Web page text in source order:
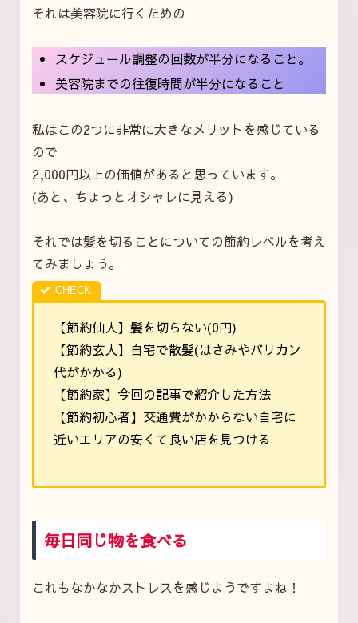
それは美容院に行くための
スケジュール調整の回数が半分になること。
美容院までの往復時間が半分になること
私はこの2つに非常に大きなメリットを感じている
ので
2,000円以上の価値があると思っています。
(あと、ちょっとオシャレに見える)
それでは髪を切ることについての節約レベルを考え
てみましょう。
【節約仙人】髪を切らない(0円)
【節約玄人】自宅で散髪(はさみやバリカン
代がかかる)
【節約家】今回の記事で紹介した方法
【節約初心者】交通費がかからない自宅に
近いエリアの安くて良い店を見つける
毎日同じ物を食べる
これもなかなかストレスを感じようですよね！